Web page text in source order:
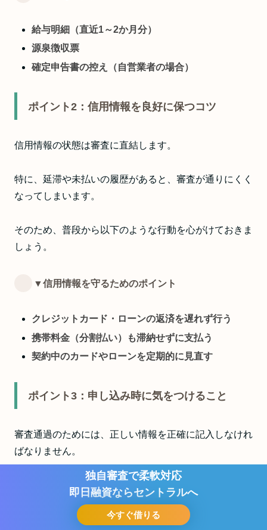
給与明細（直近1～2か月分）
源泉徴収票
確定申告書の控え（自営業者の場合）
ポイント2：信用情報を良好に保つコツ
信用情報の状態は審査に直結します。
特に、延滞や未払いの履歴があると、審査が通りにくく
なってしまいます。
そのため、普段から以下のような行動を心がけておきま
しょう。
▼信用情報を守るためのポイント
クレジットカード・ローンの返済を遅れず行う
携帯料金（分割払い）も滞納せずに支払う
契約中のカードやローンを定期的に見直す
ポイント3：申し込み時に気をつけること
審査通過のためには、正しい情報を正確に記入しなけれ
ばなりません。
例えば、年収を多めに申告するなどの虚偽情報は、審査
落ちの原因になるだけでなく、信用問題にも発展しま
独自審査で柔軟対応
即日融資ならセントラルへ
今すぐ借りる